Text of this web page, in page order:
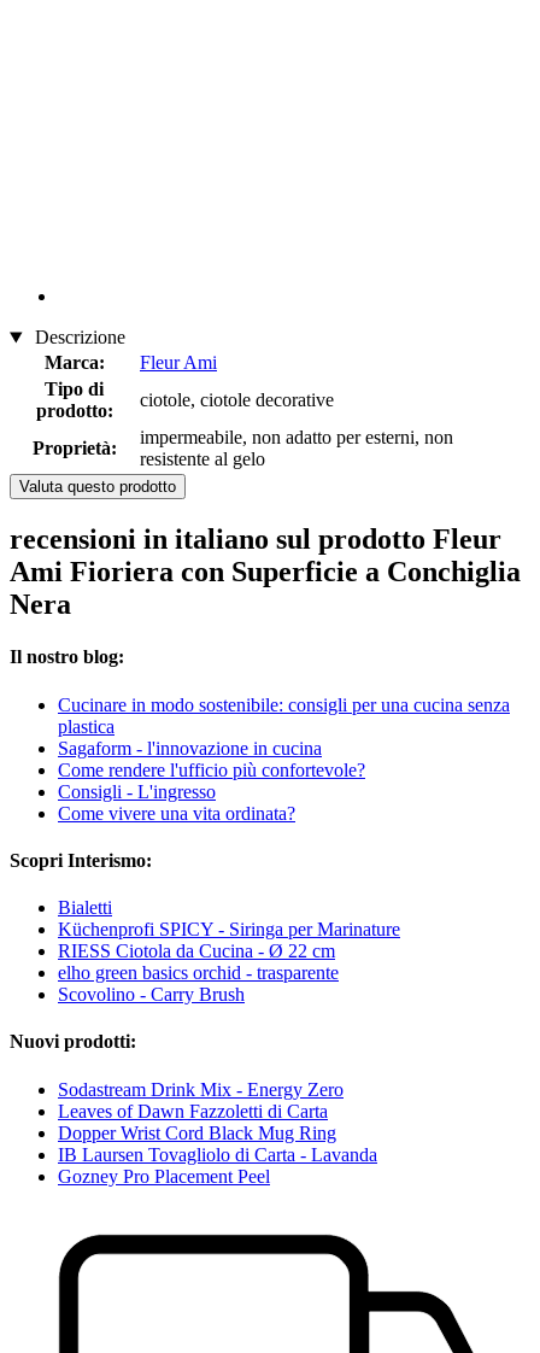
Descrizione
Marca:
Fleur Ami
Tipo di
prodotto:
ciotole, ciotole decorative
Proprietà:
impermeabile, non adatto per esterni, non
resistente al gelo
Valuta questo prodotto
recensioni in italiano sul prodotto Fleur
Ami Fioriera con Superficie a Conchiglia
Nera
Il nostro blog:
Cucinare in modo sostenibile: consigli per una cucina senza
plastica
Sagaform - l'innovazione in cucina
Come rendere l'ufficio più confortevole?
Consigli - L'ingresso
Come vivere una vita ordinata?
Scopri Interismo:
Bialetti
Küchenprofi SPICY - Siringa per Marinature
RIESS Ciotola da Cucina - Ø 22 cm
elho green basics orchid - trasparente
Scovolino - Carry Brush
Nuovi prodotti:
Sodastream Drink Mix - Energy Zero
Leaves of Dawn Fazzoletti di Carta
Dopper Wrist Cord Black Mug Ring
IB Laursen Tovagliolo di Carta - Lavanda
Gozney Pro Placement Peel